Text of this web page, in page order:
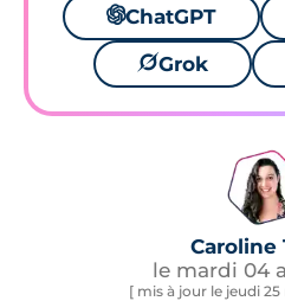
🌌ChatGPT
🪐Grok
Caroline
le mardi 04
[ mis à jour le jeudi